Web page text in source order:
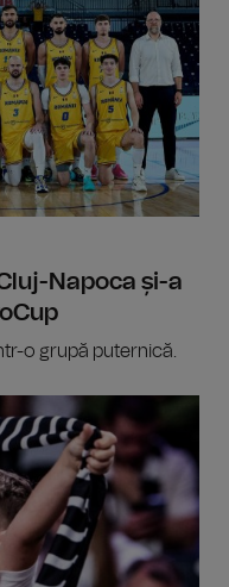
Napoca și-a
o grupă puternică.